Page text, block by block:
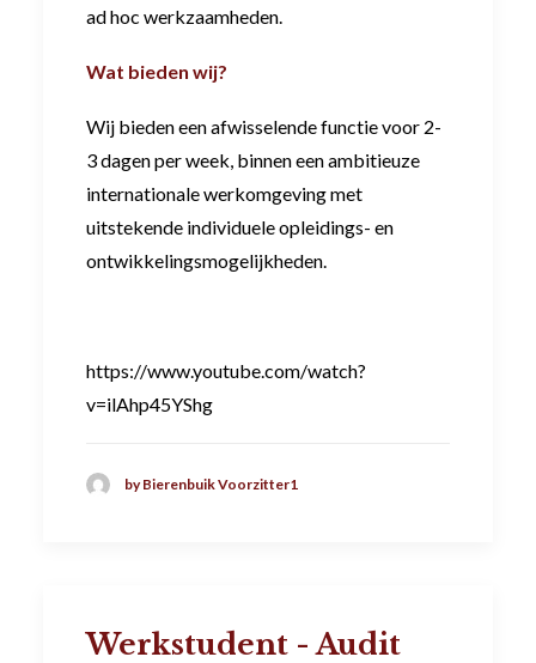
ad hoc werkzaamheden.
Wat bieden wij?
Wij bieden een afwisselende functie voor 2-
3 dagen per week, binnen een ambitieuze
internationale werkomgeving met
uitstekende individuele opleidings- en
ontwikkelingsmogelijkheden.
https://www.youtube.com/watch?
v=ilAhp45YShg
by Bierenbuik Voorzitter1
Werkstudent - Audit